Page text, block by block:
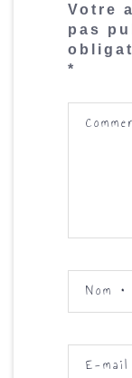
Votre
pas
*
Nom *
E-mail